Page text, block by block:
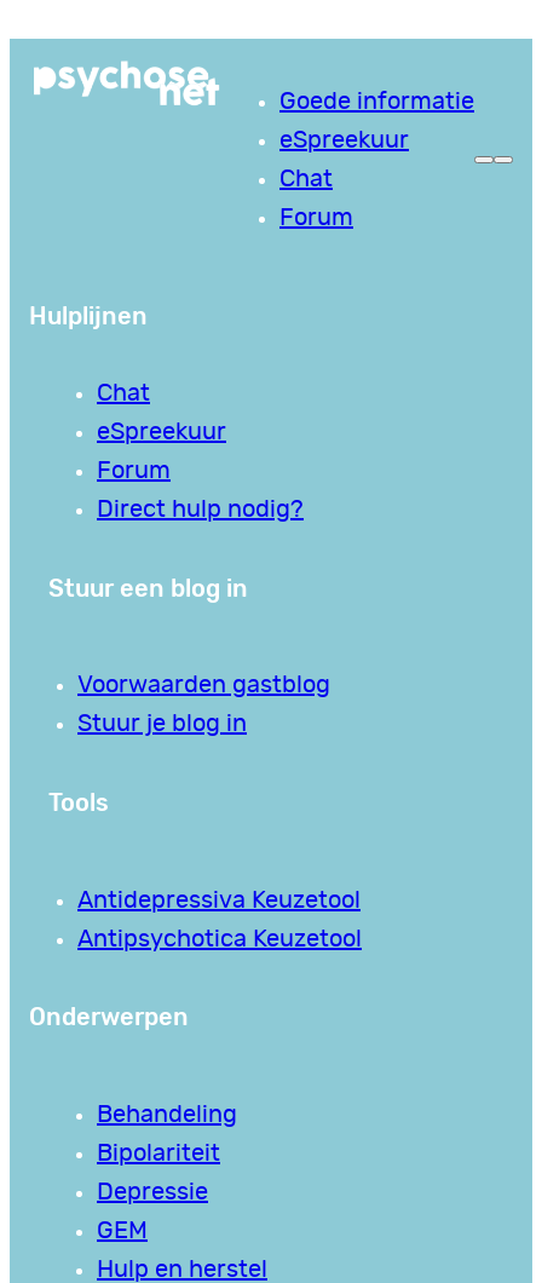
naar
Goede informatie
eSpreekuur
Chat
Forum
Hulplijnen
Chat
eSpreekuur
Forum
Direct hulp nodig?
Stuur een blog in
Voorwaarden gastblog
Stuur je blog in
Tools
Antidepressiva Keuzetool
Antipsychotica Keuzetool
Onderwerpen
Behandeling
Bipolariteit
Depressie
GEM
Hulp en herstel